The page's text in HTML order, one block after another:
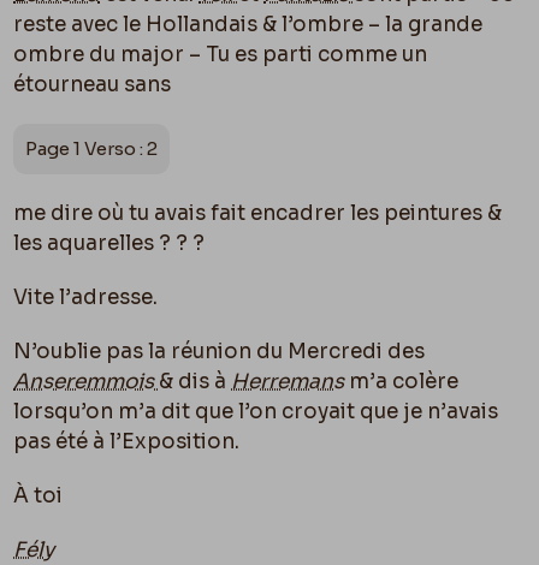
reste avec le Hollandais & l’ombre – la grande
ombre du major – Tu es parti comme un
étourneau sans
Page 1 Verso : 2
me dire où tu avais fait encadrer les peintures &
les aquarelles ? ? ?
Vite l’adresse.
N’oublie pas la réunion du Mercredi des
Anseremmois& dis àHerremansm’a colère
lorsqu’on m’a dit que l’on croyait que je n’avais
pas été à l’Exposition.
À toi
Fély